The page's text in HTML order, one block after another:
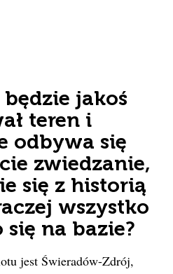
jakoś
teren i
odbywa się
zwiedzanie,
się z historią
wszystko
się na bazie?
jest Świeradów-Zdrój,